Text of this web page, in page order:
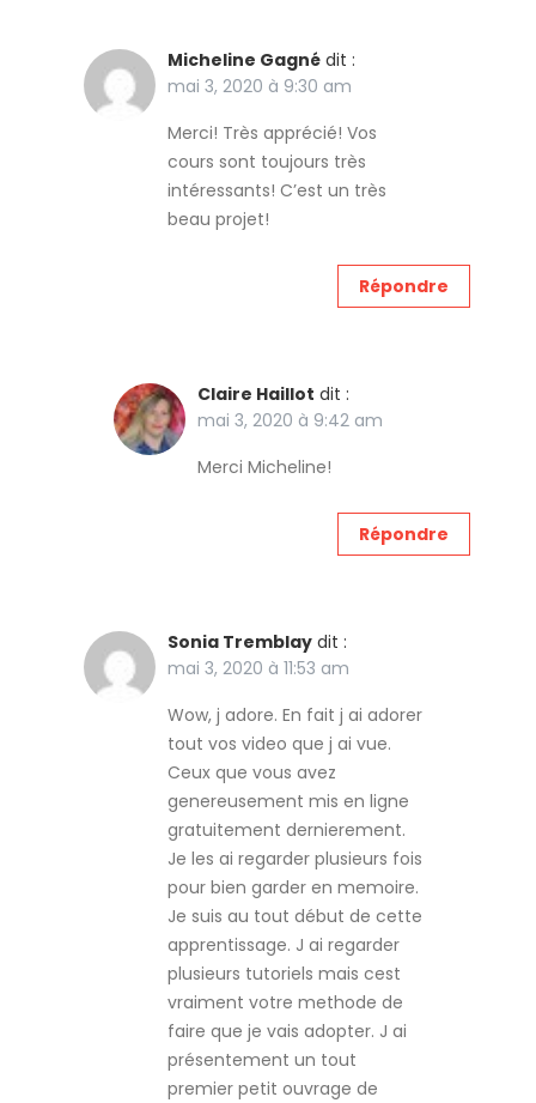
Micheline Gagné dit :
mai 3, 2020 à 9:30 am
Merci! Très apprécié! Vos
cours sont toujours très
intéressants! C’est un très
beau projet!
Répondre
Claire Haillot dit :
mai 3, 2020 à 9:42 am
Merci Micheline!
Répondre
Sonia Tremblay dit :
mai 3, 2020 à 11:53 am
Wow, j adore. En fait j ai adorer
tout vos video que j ai vue.
Ceux que vous avez
genereusement mis en ligne
gratuitement dernierement.
Je les ai regarder plusieurs fois
pour bien garder en memoire.
Je suis au tout début de cette
apprentissage. J ai regarder
plusieurs tutoriels mais cest
vraiment votre methode de
faire que je vais adopter. J ai
présentement un tout
premier petit ouvrage de